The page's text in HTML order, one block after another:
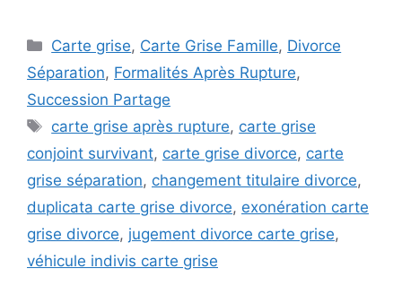
Catégories
Carte grise, Carte Grise Famille, Divorce
Séparation, Formalités Après Rupture,
Succession Partage
Étiquettes
carte grise après rupture, carte grise
conjoint survivant, carte grise divorce, carte
grise séparation, changement titulaire divorce,
duplicata carte grise divorce, exonération carte
grise divorce, jugement divorce carte grise,
véhicule indivis carte grise